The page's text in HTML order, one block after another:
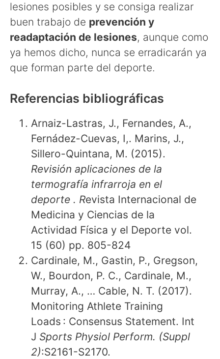
lesiones posibles y se consiga realizar
buen trabajo de prevención y
readaptación de lesiones, aunque como
ya hemos dicho, nunca se erradicarán ya
que forman parte del deporte.
Referencias bibliográficas
Arnaiz-Lastras, J., Fernandes, A.,
Fernádez-Cuevas, I,. Marins, J.,
Sillero-Quintana, M. (2015).
Revisión aplicaciones de la
termografía infrarroja en el
deporte . Revista Internacional de
Medicina y Ciencias de la
Actividad Física y el Deporte vol.
15 (60) pp. 805-824
Cardinale, M., Gastin, P., Gregson,
W., Bourdon, P. C., Cardinale, M.,
Murray, A., … Cable, N. T. (2017).
Monitoring Athlete Training
Loads : Consensus Statement. Int
J Sports Physiol Perform. (Suppl
2):S2161-S2170.